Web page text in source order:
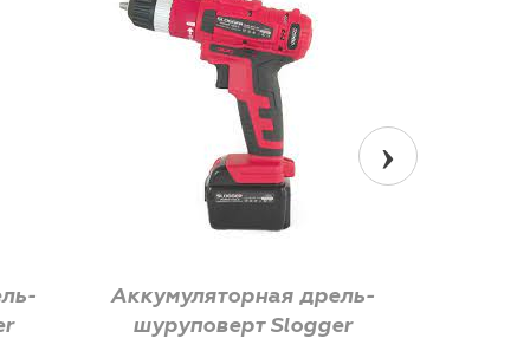
Аккумуляторная дрель-
шуруповерт Slogger